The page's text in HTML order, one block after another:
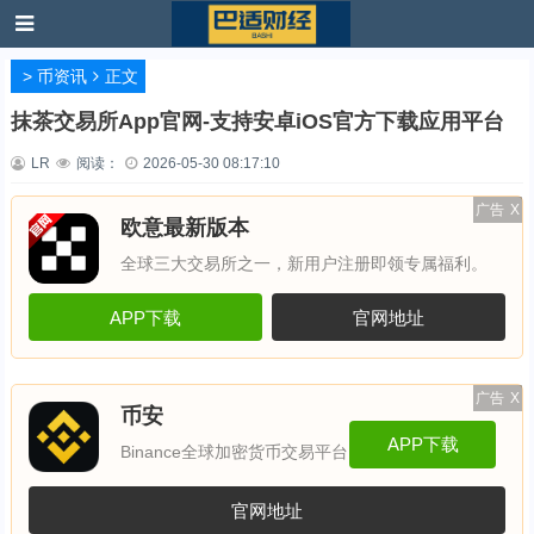
> 币资讯 正文
抹茶交易所App官网-支持安卓iOS官方下载应用平台
LR 阅读： 2026-05-30 08:17:10
广告 X
欧意最新版本
全球三大交易所之一，新用户注册即领专属福利。
APP下载 官网地址
广告 X
币安
Binance全球加密货币交易平台 APP下载
官网地址